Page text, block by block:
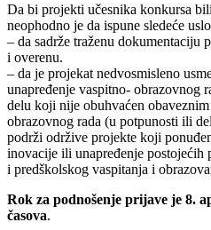
Da bi projekti učesnika konkursa
neophodno je da ispune sledeće
– da sadrže traženu dokumentaciju
i overenu.
– da je projekat nedvosmisleno
unapređenje vaspitno- obrazovnog
delu koji nije obuhvaćen
obrazovnog rada (u potpunosti ili
podrži održive projekte koji
inovacije ili unapređenje postojećih
i predškolskog vaspitanja i
Rok za podnošenje prijave je 8.
časova.